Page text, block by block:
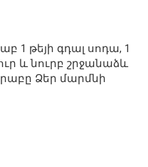
թեյի գդալ սոդա, 1
և նուրբ շրջանաձև
Ձեր մարմնի